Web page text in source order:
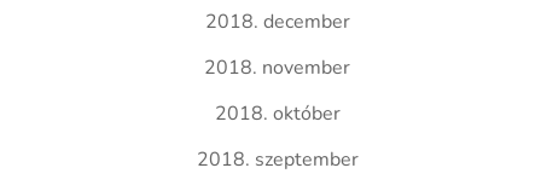
2018. december
2018. november
2018. október
2018. szeptember